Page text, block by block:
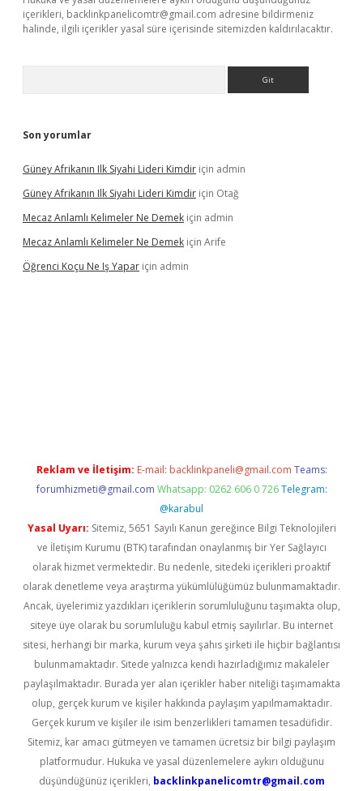
içerikleri, backlinkpanelicomtr@gmail.com adresine bildirmeniz
halinde, ilgili içerikler yasal süre içerisinde sitemizden kaldırılacaktır.
Son yorumlar
Güney Afrikanın Ilk Siyahi Lideri Kimdir için admin
Güney Afrikanın Ilk Siyahi Lideri Kimdir için Otağ
Mecaz Anlamlı Kelimeler Ne Demek için admin
Mecaz Anlamlı Kelimeler Ne Demek için Arife
Öğrenci Koçu Ne Iş Yapar için admin
Reklam ve İletişim: E-mail: backlinkpaneli@gmail.com Teams:
forumhizmeti@gmail.com Whatsapp: 0262 606 0 726 Telegram:
@karabul
Yasal Uyarı: Sitemiz, 5651 Sayılı Kanun gereğince Bilgi Teknolojileri
ve İletişim Kurumu (BTK) tarafından onaylanmış bir Yer Sağlayıcı
olarak hizmet vermektedir. Bu nedenle, sitedeki içerikleri proaktif
olarak denetleme veya araştırma yükümlülüğümüz bulunmamaktadır.
Ancak, üyelerimiz yazdıkları içeriklerin sorumluluğunu taşımakta olup,
siteye üye olarak bu sorumluluğu kabul etmiş sayılırlar. Bu internet
sitesi, herhangi bir marka, kurum veya şahıs şirketi ile hiçbir bağlantısı
bulunmamaktadır. Sitede yalnızca kendi hazırladığımız makaleler
paylaşılmaktadır. Burada yer alan içerikler haber niteliği taşımamakta
olup, gerçek kurum ve kişiler hakkında paylaşım yapılmamaktadır.
Gerçek kurum ve kişiler ile isim benzerlikleri tamamen tesadüfidir.
Sitemiz, kar amacı gütmeyen ve tamamen ücretsiz bir bilgi paylaşım
platformudur. Hukuka ve yasal düzenlemelere aykırı olduğunu
düşündüğünüz içerikleri, backlinkpanelicomtr@gmail.com